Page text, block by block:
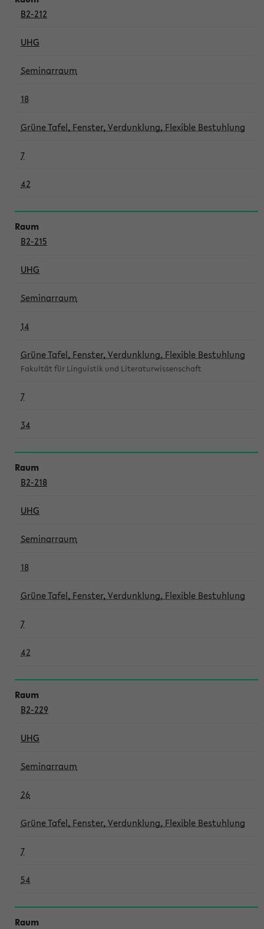
B2-212
UHG
Seminarraum
18
Grüne Tafel, Fenster, Verdunklung, Flexible Bestuhlung
7
42
B2-215
UHG
Seminarraum
14
Grüne Tafel, Fenster, Verdunklung, Flexible Bestuhlung
Fakultät für Linguistik und Literaturwissenschaft
7
34
B2-218
UHG
Seminarraum
18
Grüne Tafel, Fenster, Verdunklung, Flexible Bestuhlung
7
42
B2-229
UHG
Seminarraum
26
Grüne Tafel, Fenster, Verdunklung, Flexible Bestuhlung
7
54